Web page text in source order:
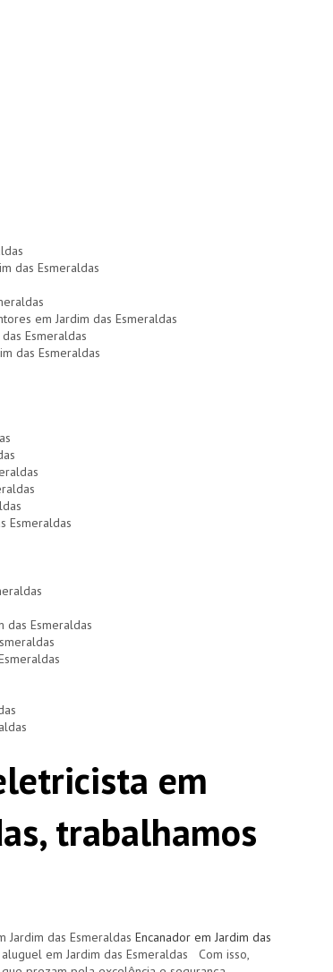
das Esmeraldas
em Jardim das Esmeraldas
Esmeraldas
das Esmeraldas
Esmeraldas
das Esmeraldas
em
trabalhamos
Jardim das Esmeraldas Encanador em Jardim das
em Jardim das Esmeraldas Com isso,